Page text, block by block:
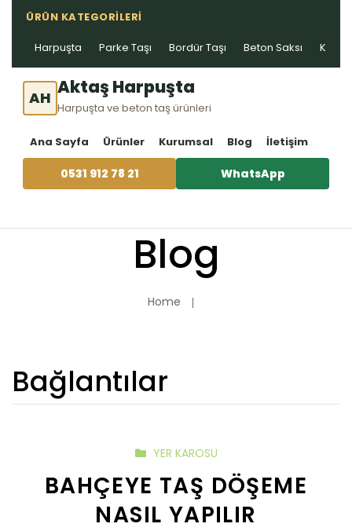
ÜRÜN KATEGORILERI
Harpuşta Parke Taşı Bordür Taşı Beton Saksı Kablo
AH Aktaş Harpuşta
Harpuşta ve beton taş ürünleri
Ana Sayfa Ürünler Kurumsal Blog İletişim
0531 912 78 21 WhatsApp
Blog
Home
Bağlantılar
YER KAROSU
BAHÇEYE TAŞ DÖŞEME
NASIL YAPILIR